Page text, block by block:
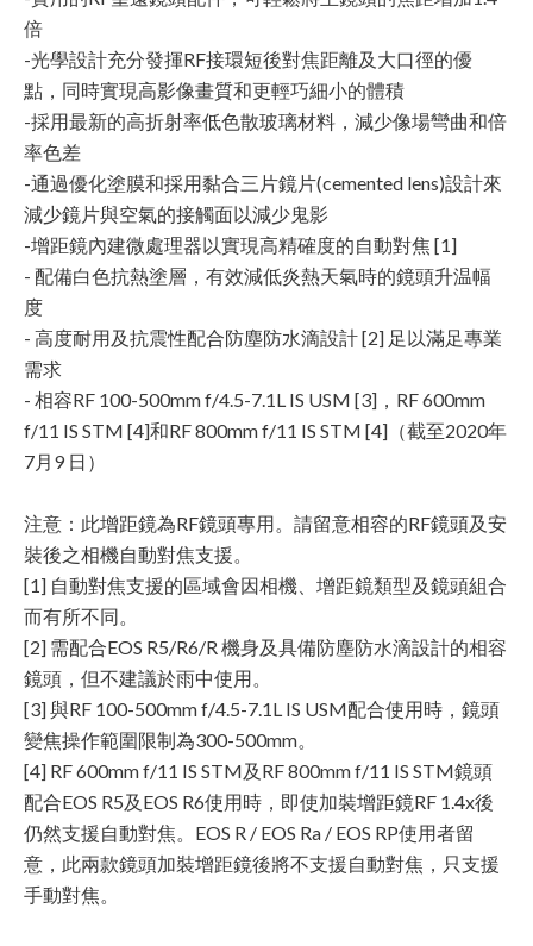
倍
-光學設計充分發揮RF接環短後對焦距離及大口徑的優
點，同時實現高影像畫質和更輕巧細小的體積
-採用最新的高折射率低色散玻璃材料，減少像場彎曲和倍
率色差
-通過優化塗膜和採用黏合三片鏡片(cemented lens)設計來
減少鏡片與空氣的接觸面以減少鬼影
-增距鏡內建微處理器以實現高精確度的自動對焦 [1]
- 配備白色抗熱塗層，有效減低炎熱天氣時的鏡頭升温幅
度
- 高度耐用及抗震性配合防塵防水滴設計 [2] 足以滿足專業
需求
- 相容RF 100-500mm f/4.5-7.1L IS USM [3]，RF 600mm
f/11 IS STM [4]和RF 800mm f/11 IS STM [4]（截至2020年
7月9 日）
注意：此增距鏡為RF鏡頭專用。請留意相容的RF鏡頭及安
裝後之相機自動對焦支援。
[1] 自動對焦支援的區域會因相機、增距鏡類型及鏡頭組合
而有所不同。
[2] 需配合EOS R5/R6/R 機身及具備防塵防水滴設計的相容
鏡頭，但不建議於雨中使用。
[3] 與RF 100-500mm f/4.5-7.1L IS USM配合使用時，鏡頭
變焦操作範圍限制為300-500mm。
[4] RF 600mm f/11 IS STM及RF 800mm f/11 IS STM鏡頭
配合EOS R5及EOS R6使用時，即使加裝增距鏡RF 1.4x後
仍然支援自動對焦。EOS R / EOS Ra / EOS RP使用者留
意，此兩款鏡頭加裝增距鏡後將不支援自動對焦，只支援
手動對焦。